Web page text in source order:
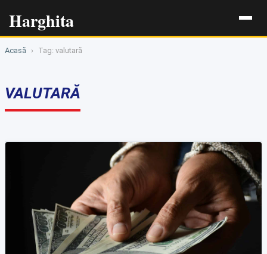
Harghita
Acasă › Tag: valutară
VALUTARĂ